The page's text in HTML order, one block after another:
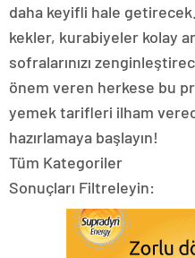
daha keyifli hale
kekler, kurabiyeler kolay
sofralarınızı
önem veren herkese bu
yemek tarifleri ilham
hazırlamaya başlayın!
Tüm Kategoriler
Sonuçları Filtreleyin: